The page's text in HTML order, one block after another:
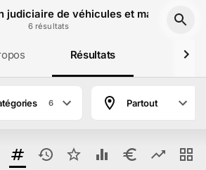
judiciaire de véhicules et matériels
6résultats
Résultats
6 Partout